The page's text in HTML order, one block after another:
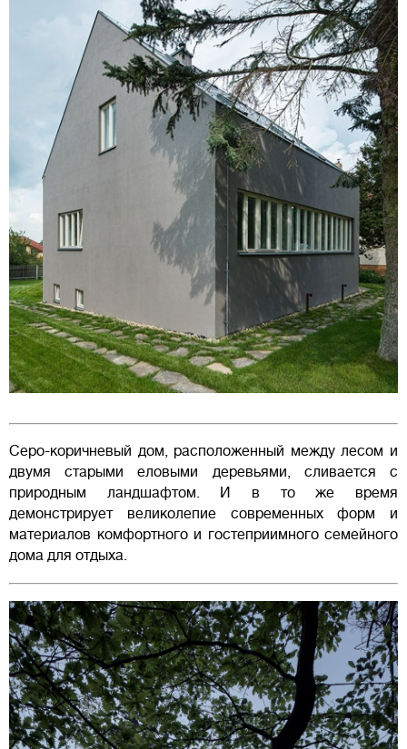
Серо-коричневый дом, расположенный между лесом и
двумя старыми еловыми деревьями, сливается с
природным ландшафтом. И в то же время
демонстрирует великолепие современных форм и
материалов комфортного и гостеприимного семейного
дома для отдыха.